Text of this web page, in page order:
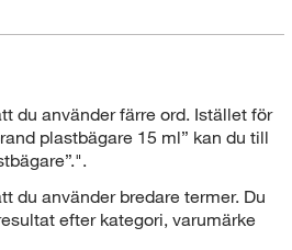
du använder färre ord. Istället för
plastbägare 15 ml” kan du till
du använder bredare termer. Du
efter kategori, varumärke